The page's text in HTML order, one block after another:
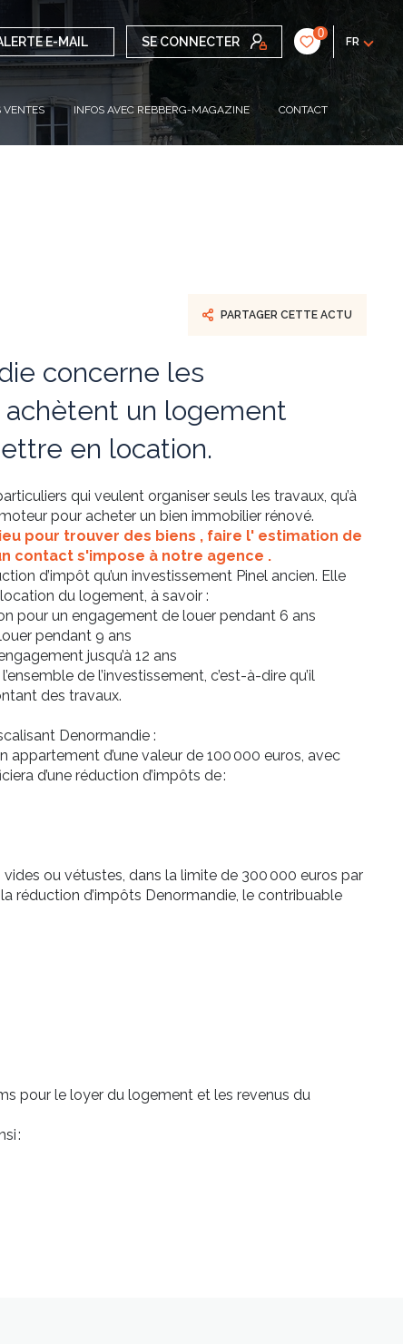
E-MAIL SE CONNECTER
0
FR
VENTES INFOS AVEC REBBERG-MAGAZINE CONTACT
PARTAGER CETTE ACTU
concerne les
achètent un logement
en location.
qui veulent organiser seuls les travaux, qu’à
pour acheter un bien immobilier rénové.
pour trouver des biens , faire l' estimation de
contact s'impose à notre agence .
d’impôt qu’un investissement Pinel ancien. Elle
du logement, à savoir :
pour un engagement de louer pendant 6 ans
pendant 9 ans
jusqu’à 12 ans
de l’investissement, c’est-à-dire qu’il
des travaux.
Denormandie :
appartement d’une valeur de 100 000 euros, avec
d’une réduction d’impôts de :
ou vétustes, dans la limite de 300 000 euros par
réduction d’impôts Denormandie, le contribuable
pour le loyer du logement et les revenus du
: